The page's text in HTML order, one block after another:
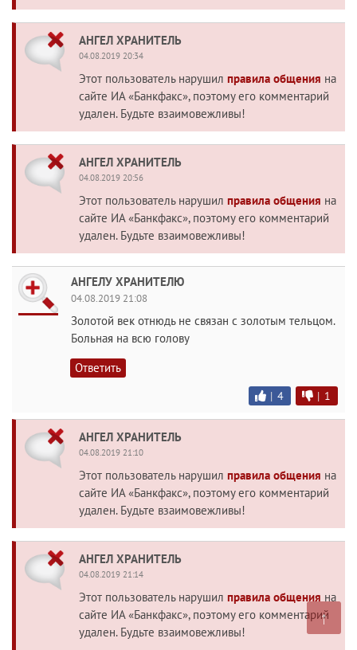
АНГЕЛ ХРАНИТЕЛЬ
04.08.2019 20:34
Этот пользователь нарушил правила общения на
сайте ИА «Банкфакс», поэтому его комментарий
удален. Будьте взаимовежливы!
АНГЕЛ ХРАНИТЕЛЬ
04.08.2019 20:56
Этот пользователь нарушил правила общения на
сайте ИА «Банкфакс», поэтому его комментарий
удален. Будьте взаимовежливы!
АНГЕЛУ ХРАНИТЕЛЮ
04.08.2019 21:08
Золотой век отнюдь не связан с золотым тельцом.
Больная на всю голову
Ответить
| 4 | 1
АНГЕЛ ХРАНИТЕЛЬ
04.08.2019 21:10
Этот пользователь нарушил правила общения на
сайте ИА «Банкфакс», поэтому его комментарий
удален. Будьте взаимовежливы!
АНГЕЛ ХРАНИТЕЛЬ
04.08.2019 21:14
Этот пользователь нарушил правила общения на
сайте ИА «Банкфакс», поэтому его комментарий
удален. Будьте взаимовежливы!
↑